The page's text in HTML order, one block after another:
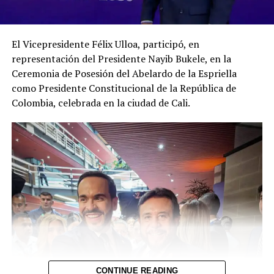
El Vicepresidente Félix Ulloa, participó, en
representación del Presidente Nayib Bukele, en la
Ceremonia de Posesión del Abelardo de la Espriella
como Presidente Constitucional de la República de
Colombia, celebrada en la ciudad de Cali.
CONTINUE READING